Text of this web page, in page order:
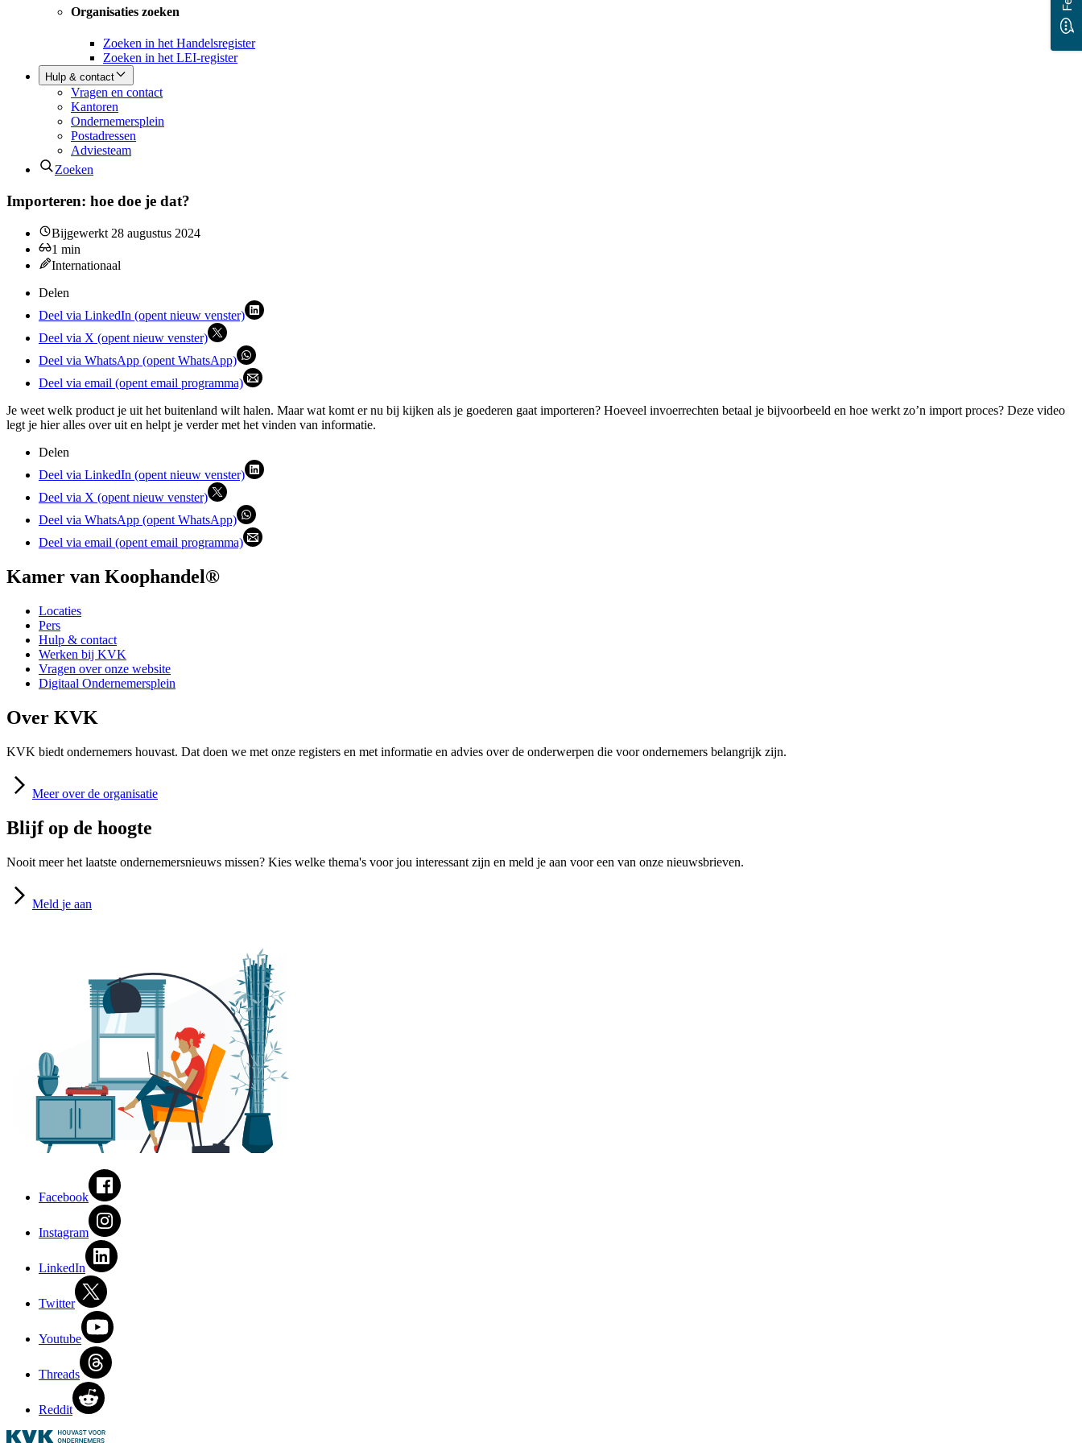
Organisaties zoeken
Zoeken in het Handelsregister
Zoeken in het LEI-register
Hulp & contact
Vragen en contact
Kantoren
Ondernemersplein
Postadressen
Adviesteam
Zoeken
Importeren: hoe doe je dat?
Bijgewerkt 28 augustus 2024
1 min
Internationaal
Delen
Deel via LinkedIn (opent nieuw venster)
Deel via X (opent nieuw venster)
Deel via WhatsApp (opent WhatsApp)
Deel via email (opent email programma)
Je weet welk product je uit het buitenland wilt halen. Maar wat komt er nu bij kijken als je goederen gaat importeren? Hoeveel invoerrechten betaal je bijvoorbeeld en hoe werkt zo’n import proces? Deze video
legt je hier alles over uit en helpt je verder met het vinden van informatie.
Delen
Deel via LinkedIn (opent nieuw venster)
Deel via X (opent nieuw venster)
Deel via WhatsApp (opent WhatsApp)
Deel via email (opent email programma)
Kamer van Koophandel®
Locaties
Pers
Hulp & contact
Werken bij KVK
Vragen over onze website
Digitaal Ondernemersplein
Over KVK
KVK biedt ondernemers houvast. Dat doen we met onze registers en met informatie en advies over de onderwerpen die voor ondernemers belangrijk zijn.
Meer over de organisatie
Blijf op de hoogte
Nooit meer het laatste ondernemersnieuws missen? Kies welke thema's voor jou interessant zijn en meld je aan voor een van onze nieuwsbrieven.
Meld je aan
Facebook
Instagram
LinkedIn
Twitter
Youtube
Threads
Reddit